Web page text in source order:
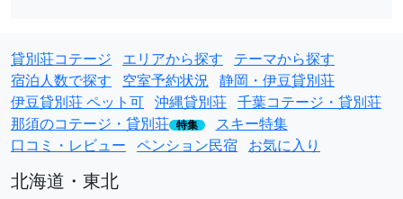
貸別荘コテージ エリアから探す
テーマから探す
宿泊人数で探す
空室予約状況 静岡・伊豆貸別荘
伊豆貸別荘 ペット可 沖縄貸別荘 千葉コテージ・貸別荘
那須のコテージ・貸別荘 特集
スキー特集
口コミ・レビュー ペンション民宿 お気に入り
北海道・東北